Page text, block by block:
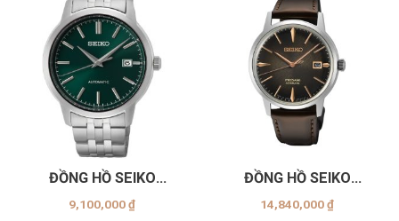
ĐỒNG HỒ SEIKO
SRPH89K1
9,100,000₫
ĐỒNG HỒ SEIKO
SRPJ17J
14,840,000₫